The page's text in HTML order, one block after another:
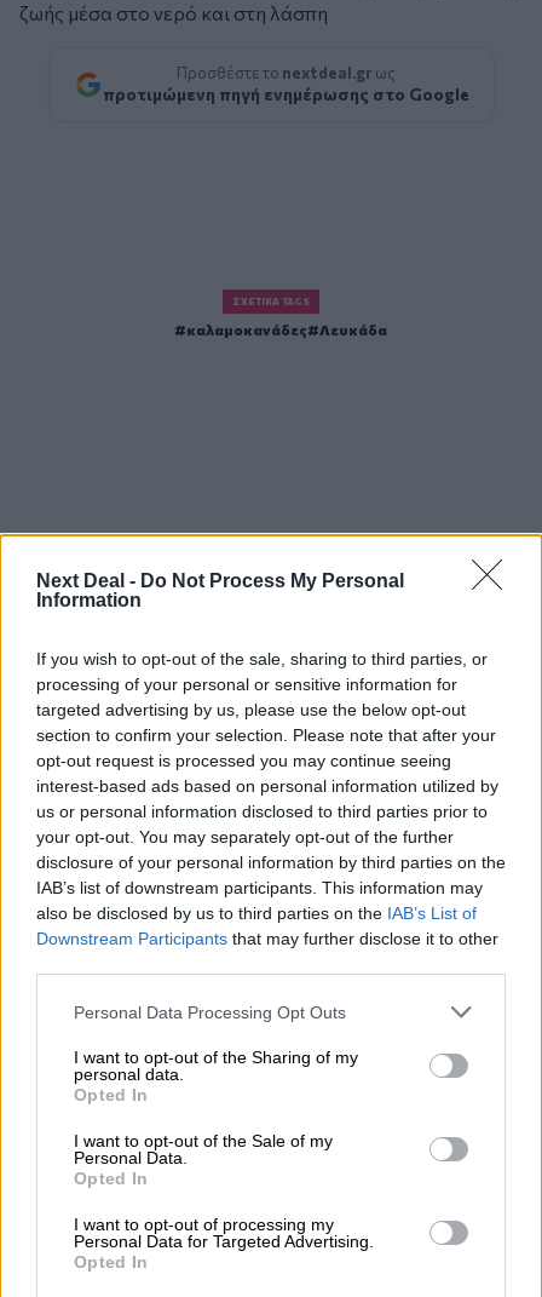
Next Deal - Do Not Process My Personal
Information
If you wish to opt-out of the sale, sharing to third parties, or
processing of your personal or sensitive information for
targeted advertising by us, please use the below opt-out
section to confirm your selection. Please note that after your
opt-out request is processed you may continue seeing
interest-based ads based on personal information utilized by
us or personal information disclosed to third parties prior to
your opt-out. You may separately opt-out of the further
disclosure of your personal information by third parties on the
IAB’s list of downstream participants. This information may
also be disclosed by us to third parties on the IAB’s List of
Downstream Participants that may further disclose it to other
Personal Data Processing Opt Outs
I want to opt-out of the Sharing of my
personal data.
Opted In
I want to opt-out of the Sale of my
Personal Data.
Opted In
I want to opt-out of processing my
Personal Data for Targeted Advertising.
Opted In
ζωής μέσα στο νερό και στη λάσπη
Προσθέστε το nextdeal.gr ως
προτιμώμενη πηγή ενημέρωσης στο Google
ΣΧΕΤΙΚΆ TAGS
καλαμοκανάδες Λευκάδα
Ροή ειδήσεων Δημοφιλή
14:38
Θεόδωρος Τέγος (ΓΝΑ ΕΥΑΓΓΕΛΙΣΜΟΣ): Νέο παράθυρο
ελπίδας για τους ογκολογικούς ασθενείς μέσω κλινικών
δοκιμών
Χρήστος Γεωργόπουλος – «ΕΡΡΙΚΟΣ ΝΤΥΝΑΝ»/ΚΕΝΤΡΟ
ΑΝΑΠΛΑΣΗ
Bäte συνδέει τα αποτελέσματα με το κλείσιμο του
«protection gap»
Οι αισθητήρες βλέπουν καλύτερα από τον άνθρωπο. Πάντα;